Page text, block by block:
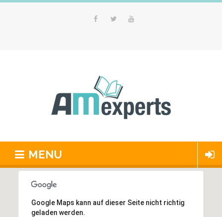
MENU
Google Maps kann auf dieser Seite nicht richtig
geladen werden.